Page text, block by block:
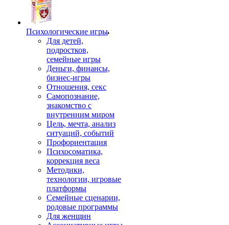
Психологические игры
Для детей,
подростков,
семейные игры
Деньги, финансы,
бизнес-игры
Отношения, секс
Самопознание,
знакомство с
внутренним миром
Цель, мечта, анализ
ситуаций, событий
Профориентация
Психосоматика,
коррекция веса
Методики,
технологии, игровые
платформы
Семейные сценарии,
родовые программы
Для женщин